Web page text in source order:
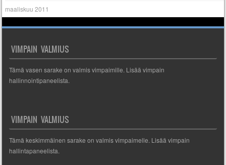
maaliskuu 2011
VIMPAIN VALMIUS
Tämä vasen sarake on valmis vimpaimille. Lisää vimpain
hallinnointipaneelista.
VIMPAIN VALMIUS
Tämä keskimmäinen sarake on valmis vimpaimelle. Lisää vimpain
hallintapaneelista.